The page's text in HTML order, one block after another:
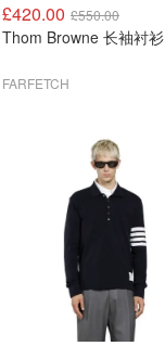
£420.00 £550.00
Thom Browne 长袖衬衫
FARFETCH